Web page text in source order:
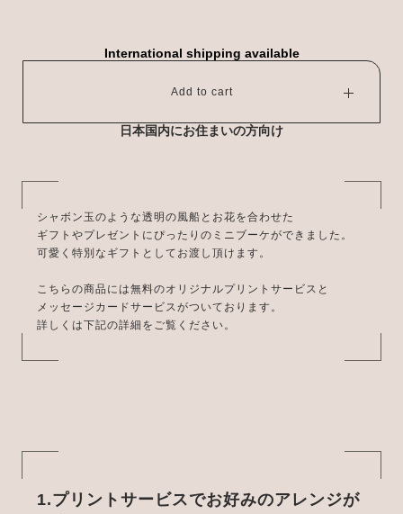
International shipping available
Add to cart
日本国内にお住まいの方向け
シャボン玉のような透明の風船とお花を合わせた
ギフトやプレゼントにぴったりのミニブーケができました。
可愛く特別なギフトとしてお渡し頂けます。
こちらの商品には無料のオリジナルプリントサービスと
メッセージカードサービスがついております。
詳しくは下記の詳細をご覧ください。
1.プリントサービスでお好みのアレンジが